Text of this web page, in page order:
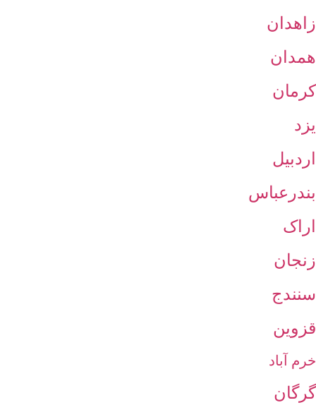
زاهدان
همدان
کرمان
یزد
اردبیل
بندرعباس
اراک
زنجان
سنندج
قزوین
خرم آباد
گرگان